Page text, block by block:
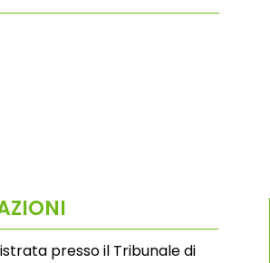
presso il Tribunale di